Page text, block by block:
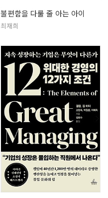
불편함을 다룰 줄 아는 아이
최재희